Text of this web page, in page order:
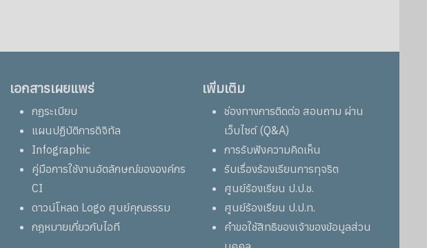
เอกสารเผยแพร่
กฏระเบียบ
แผนปฏิบัติการดิจิทัล
Infographic
คู่มือการใช้งานอัตลักษณ์ขององค์กร
CI
ดาวน์โหลด Logo ศูนย์คุณธรรม
กฎหมายเกี่ยวกับไอที
เพิ่มเติม
ช่องทางการติดต่อ สอบถาม ผ่าน
เว็บไซต์ (Q&A)
การรับฟังความคิดเห็น
รับเรื่องร้องเรียนการทุจริต
ศูนย์ร้องเรียน ป.ป.ช.
ศูนย์ร้องเรียน ป.ป.ท.
คำขอใช้สิทธิของเจ้าของข้อมูลส่วน